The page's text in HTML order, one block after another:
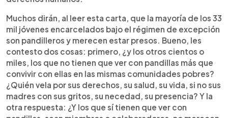
Muchos dirán, al leer esta carta, que la mayoría de los 33
mil jóvenes encarcelados bajo el régimen de excepción
son pandilleros y merecen estar presos. Bueno, les
contesto dos cosas: primero, ¿y los otros cientos o
miles, los que no tienen que ver con pandillas más que
convivir con ellas en las mismas comunidades pobres?
¿Quién vela por sus derechos, su salud, su vida, si no sus
madres con sus gritos, su necedad, su presencia? Y la
otra respuesta: ¿Y los que sí tienen que ver con